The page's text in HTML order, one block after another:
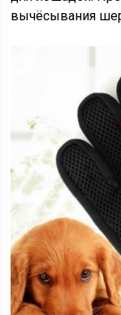
вычёсывания